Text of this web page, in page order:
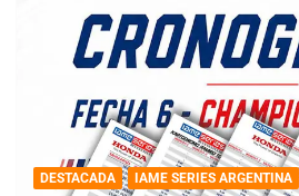
DESTACADA IAME SERIES ARGENTINA